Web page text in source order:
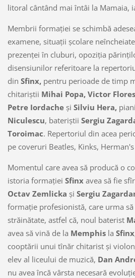
litoral cântând mai întâi la Mamaia,
Membrii formaţiei se schimbă
examene, situaţii şcolare
prezenţei în cluburi, opoziţia
disensiunilor referitoare la
din Sfinx, pentru perioade de timp
chitariştii Mihai Popa, Victor
Petre Iordache şi Silviu Hera,
Niculescu, bateriştii Sergiu
Toroimac. Repertoriul din acea
pe coveruri Beatles, Kinks,
Momentul care avea să producă o
istoria formaţiei Sfinx avea să fie
Octav Zemlicka şi Sergiu
formaţie profesionistă, care urma
străinătate, astfel că, noul baterist
avea să vină de la Memphis la Sfinx
cooptării unui tînăr chitarist şi
elev al liceului de muzică, Dan
nu avea încă vârsta necesară